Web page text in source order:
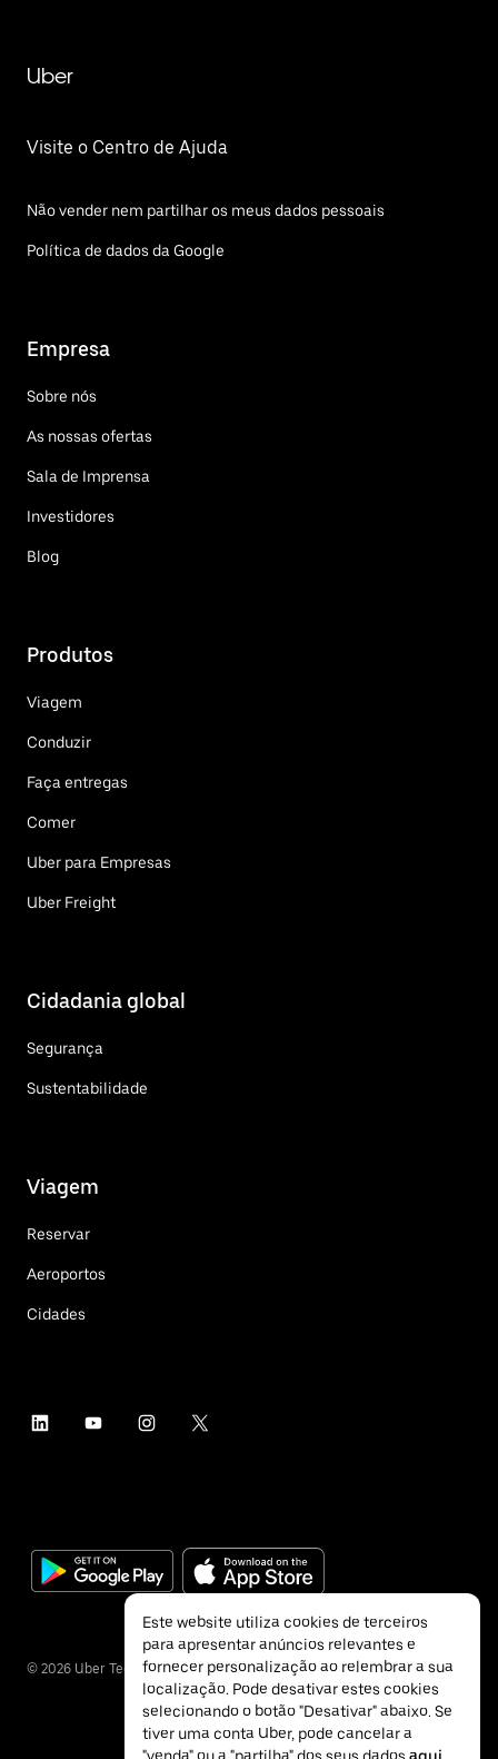
Uber
Visite o Centro de Ajuda
Não vender nem partilhar os meus dados pessoais
Política de dados da Google
Empresa
Sobre nós
As nossas ofertas
Sala de Imprensa
Investidores
Blog
Produtos
Viagem
Conduzir
Faça entregas
Comer
Uber para Empresas
Uber Freight
Cidadania global
Segurança
Sustentabilidade
Viagem
Reservar
Aeroportos
Cidades
© 2026 Uber Technologies Inc.
Este website utiliza cookies de terceiros
para apresentar anúncios relevantes e
fornecer personalização ao relembrar a sua
localização. Pode desativar estes cookies
selecionando o botão "Desativar" abaixo. Se
tiver uma conta Uber, pode cancelar a